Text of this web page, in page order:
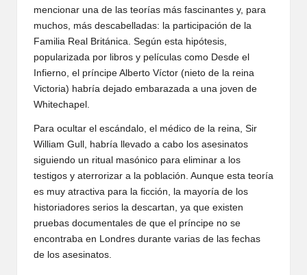
mencionar una de las teorías más fascinantes y, para
muchos, más descabelladas: la participación de la
Familia Real Británica. Según esta hipótesis,
popularizada por libros y películas como Desde el
Infierno, el príncipe Alberto Víctor (nieto de la reina
Victoria) habría dejado embarazada a una joven de
Whitechapel.
Para ocultar el escándalo, el médico de la reina, Sir
William Gull, habría llevado a cabo los asesinatos
siguiendo un ritual masónico para eliminar a los
testigos y aterrorizar a la población. Aunque esta teoría
es muy atractiva para la ficción, la mayoría de los
historiadores serios la descartan, ya que existen
pruebas documentales de que el príncipe no se
encontraba en Londres durante varias de las fechas
de los asesinatos.